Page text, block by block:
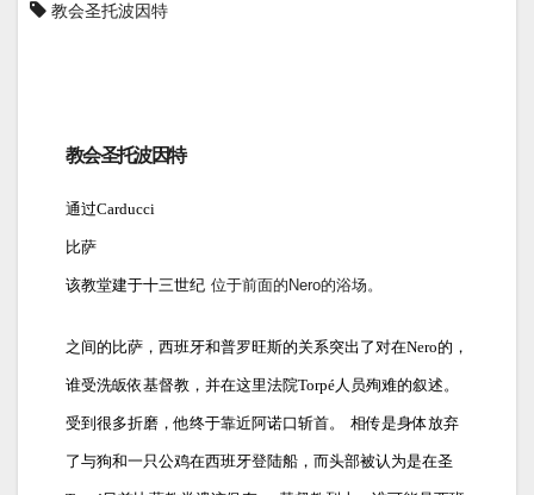
教会圣托波因特
教会圣托波因特
通过Carducci
比萨
该教堂建于十三世纪 位于前面的Nero的浴场。
之间的比萨，西班牙和普罗旺斯的关系突出了对在Nero的，
谁受洗皈依基督教，并在这里法院Torpé人员殉难的叙述。
受到很多折磨，他终于靠近阿诺口斩首。 相传是身体放弃
了与狗和一只公鸡在西班牙登陆船，而头部被认为是在圣